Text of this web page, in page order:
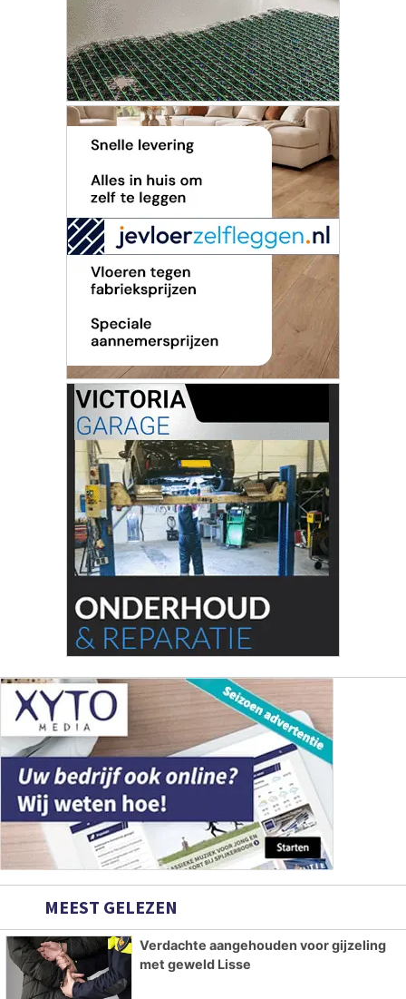
MEEST GELEZEN
Verdachte aangehouden voor gijzeling
met geweld Lisse